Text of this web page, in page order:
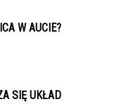
W AUCIE?
SIĘ UKŁAD